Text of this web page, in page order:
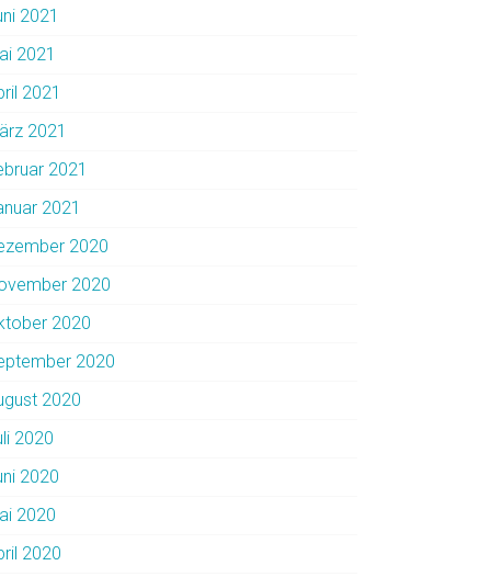
2021
2021
2021
2021
2021
2021
2020
2020
2020
2020
2020
2020
2020
2020
2020